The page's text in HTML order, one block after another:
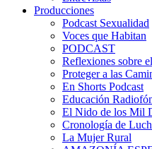
Producciones
Podcast Sexualidad
Voces que Habitan
PODCAST
Reflexiones sobre
Proteger a las
En Shorts Podcast
Educación
El Nido de los Mil
Cronología de
La Mujer Rural